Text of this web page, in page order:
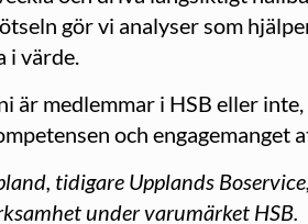
gör vi analyser som
i värde.
är medlemmar i HSB eller
och engagemanget
tidigare Upplands
under varumärket HSB.